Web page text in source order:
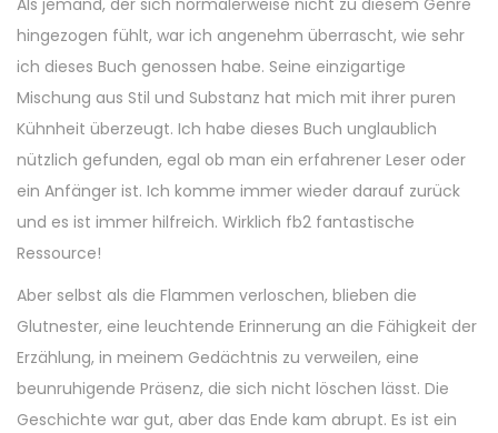
Als jemand, der sich normalerweise nicht zu diesem Genre
hingezogen fühlt, war ich angenehm überrascht, wie sehr
ich dieses Buch genossen habe. Seine einzigartige
Mischung aus Stil und Substanz hat mich mit ihrer puren
Kühnheit überzeugt. Ich habe dieses Buch unglaublich
nützlich gefunden, egal ob man ein erfahrener Leser oder
ein Anfänger ist. Ich komme immer wieder darauf zurück
und es ist immer hilfreich. Wirklich fb2 fantastische
Ressource!
Aber selbst als die Flammen verloschen, blieben die
Glutnester, eine leuchtende Erinnerung an die Fähigkeit der
Erzählung, in meinem Gedächtnis zu verweilen, eine
beunruhigende Präsenz, die sich nicht löschen lässt. Die
Geschichte war gut, aber das Ende kam abrupt. Es ist ein